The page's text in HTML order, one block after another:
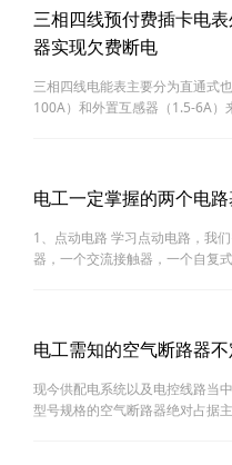
三相四线预付费插卡电
器实现欠费断电
三相四线电能表主要分为直通式
100A）和外置互感器（1.5-6A
电工一定掌握的两个电
1、点动电路 学习点动电路，我
器，一个交流接触器，一个自复式按钮
电工需知的空气断路器
现今供配电系统以及电控线路当
型号规格的空气断路器绝对占据